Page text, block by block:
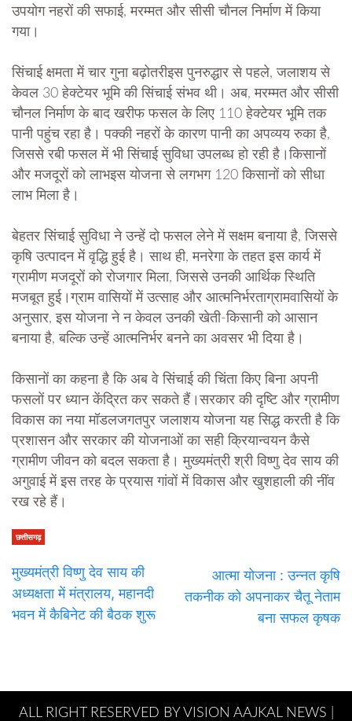
उपयोग नहरों की सफाई, मरम्मत और सीसी चौनल निर्माण में किया
गया।
सिंचाई क्षमता में चार गुना बढ़ोतरीइस पुनरुद्धार से पहले, जलाशय से
केवल 30 हेक्टेयर भूमि की सिंचाई संभव थी। अब, मरम्मत और सीसी
चौनल निर्माण के बाद खरीफ फसल के लिए 110 हेक्टेयर भूमि तक
पानी पहुंच रहा है। पक्की नहरों के कारण पानी का अपव्यय रुका है,
जिससे रबी फसल में भी सिंचाई सुविधा उपलब्ध हो रही है।किसानों
और मजदूरों को लाभइस योजना से लगभग 120 किसानों को सीधा
लाभ मिला है।
बेहतर सिंचाई सुविधा ने उन्हें दो फसल लेने में सक्षम बनाया है, जिससे
कृषि उत्पादन में वृद्धि हुई है। साथ ही, मनरेगा के तहत इस कार्य में
ग्रामीण मजदूरों को रोजगार मिला, जिससे उनकी आर्थिक स्थिति
मजबूत हुई।ग्राम वासियों में उत्साह और आत्मनिर्भरताग्रामवासियों के
अनुसार, इस योजना ने न केवल उनकी खेती-किसानी को आसान
बनाया है, बल्कि उन्हें आत्मनिर्भर बनने का अवसर भी दिया है।
किसानों का कहना है कि अब वे सिंचाई की चिंता किए बिना अपनी
फसलों पर ध्यान केंद्रित कर सकते हैं।सरकार की दृष्टि और ग्रामीण
विकास का नया मॉडलजगतपुर जलाशय योजना यह सिद्ध करती है कि
प्रशासन और सरकार की योजनाओं का सही क्रियान्वयन कैसे
ग्रामीण जीवन को बदल सकता है। मुख्यमंत्री श्री विष्णु देव साय की
अगुवाई में इस तरह के प्रयास गांवों में विकास और खुशहाली की नींव
रख रहे हैं।
छत्तीसगढ़
मुख्यमंत्री विष्णु देव साय की
अध्यक्षता में मंत्रालय, महानदी
भवन में कैबिनेट की बैठक शुरू
आत्मा योजना : उन्नत कृषि
तकनीक को अपनाकर चैतू नेताम
बना सफल कृषक
ALL RIGHT RESERVED BY VISION AAJKAL NEWS |